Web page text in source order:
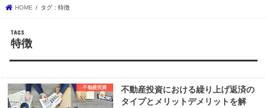
HOME タグ : 特徴
特徴
不動産投資
不動産投資における繰り上げ返済の
タイプとメリットデメリットを解